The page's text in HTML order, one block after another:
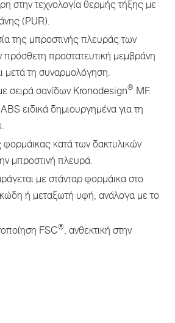
στην τεχνολογία θερμής τήξης με
(PUR).
της μπροστινής πλευράς των
πρόσθετη προστατευτική μεμβράνη
μετά τη συναρμολόγηση.
σειρά σανίδων Kronodesign® MF.
ειδικά δημιουργημένα για τη
κατά των δακτυλικών
μπροστινή πλευρά.
με στάνταρ φορμάικα στο
ή μεταξωτή υφή, ανάλογα με το
FSC®, ανθεκτική στην